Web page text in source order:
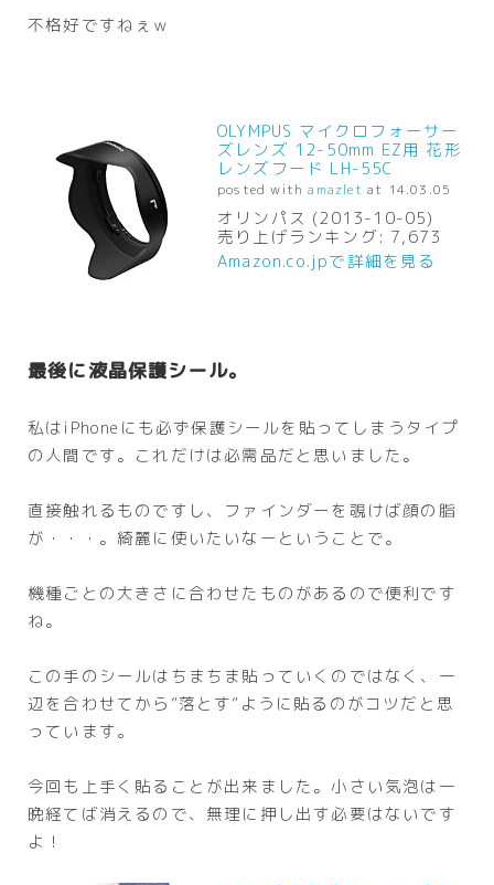
不格好ですねぇｗ
OLYMPUS マイクロフォーサー
ズレンズ 12-50mm EZ用 花形
レンズフード LH-55C
posted withamazlet at 14.03.05
オリンパス (2013-10-05)
売り上げランキング: 7,673
Amazon.co.jpで詳細を見る
最後に液晶保護シール。
私はiPhoneにも必ず保護シールを貼ってしまうタイプ
の人間です。これだけは必需品だと思いました。
直接触れるものですし、ファインダーを覗けば顔の脂
が・・・。綺麗に使いたいなーということで。
機種ごとの大きさに合わせたものがあるので便利です
ね。
この手のシールはちまちま貼っていくのではなく、一
辺を合わせてから”落とす”ように貼るのがコツだと思
っています。
今回も上手く貼ることが出来ました。小さい気泡は一
晩経てば消えるので、無理に押し出す必要はないです
よ！